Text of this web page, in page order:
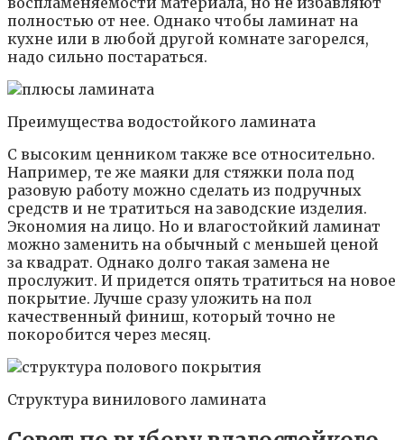
полностью от нее. Однако чтобы ламинат на
кухне или в любой другой комнате загорелся,
надо сильно постараться.
Преимущества водостойкого ламината
С высоким ценником также все относительно.
Например, те же маяки для стяжки пола под
разовую работу можно сделать из подручных
средств и не тратиться на заводские изделия.
Экономия на лицо. Но и влагостойкий ламинат
можно заменить на обычный с меньшей ценой
за квадрат. Однако долго такая замена не
прослужит. И придется опять тратиться на новое
покрытие. Лучше сразу уложить на пол
качественный финиш, который точно не
покоробится через месяц.
Структура винилового ламината